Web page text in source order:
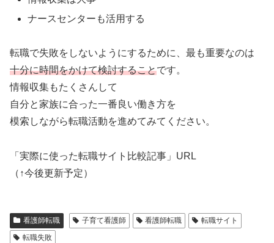
ナースセンターも活用する
転職で失敗をしないようにするために、最も重要なのは
十分に時間をかけて検討することです。
情報収集もたくさんして
自分と家族に合った一番良い働き方を
模索しながら転職活動を進めてみてください。
「実際に使った転職サイト比較記事」URL
（↑今後更新予定）
看護師転職 子育て看護師 看護師転職
転職サイト
転職失敗